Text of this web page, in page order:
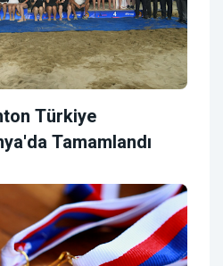
Türkiye
Tamamlandı